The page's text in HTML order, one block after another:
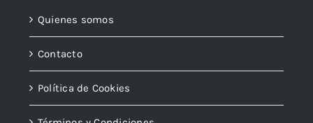
Quienes somos
Contacto
Política de Cookies